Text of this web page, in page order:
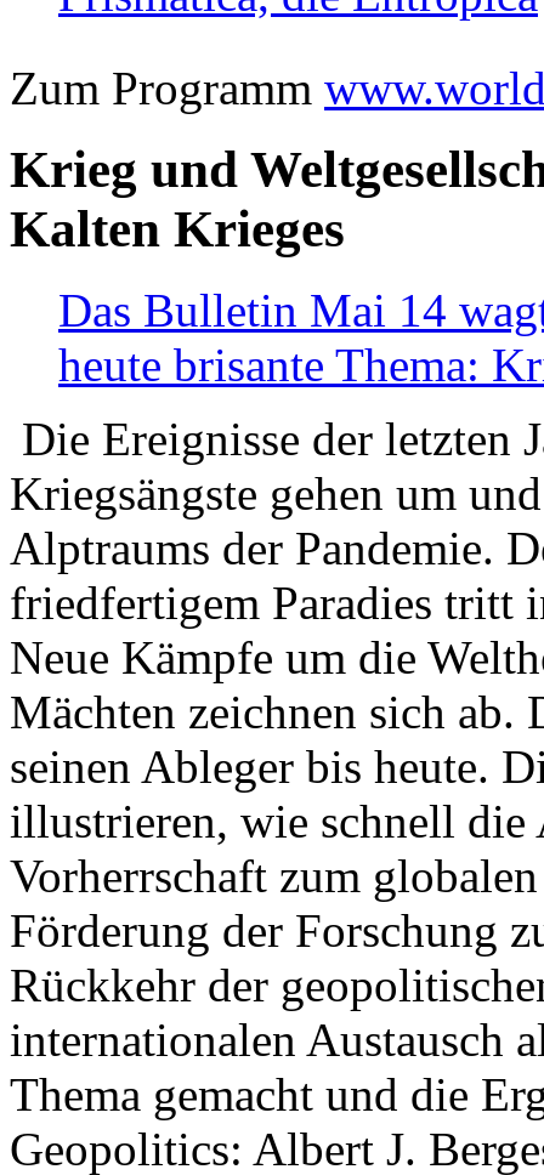
Zum Programm
Krieg und
Kalten Krieges
Das Bulletin Mai 14
heute brisante Thema:
Die Ereignisse der letzten
Kriegsängste gehen um
Alptraums der Pandemie.
friedfertigem Paradies tritt
Neue Kämpfe um die
Mächten zeichnen sich
seinen Ableger bis heute.
illustrieren, wie schnell die
Vorherrschaft zum
Förderung der Forschung
Rückkehr der
internationalen Austausch
Thema gemacht und die
Geopolitics: Albert J.